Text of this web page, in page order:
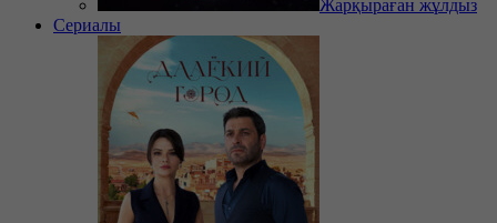
Жарқыраған жұлдыз
Сериалы